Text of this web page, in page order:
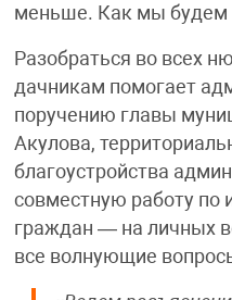
меньше. Как мы будем
Разобраться во всех
дачникам помогает
поручению главы
Акулова,
благоустройства
совместную работу
граждан — на личных
все волнующие